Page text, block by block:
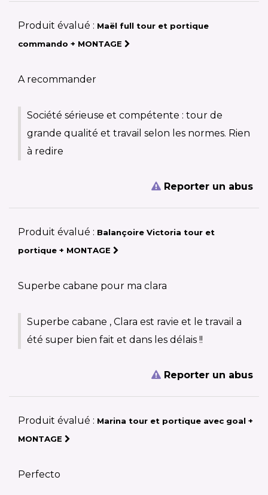
Produit évalué : Maël full tour et portique
commando + MONTAGE
A recommander
Société sérieuse et compétente : tour de
grande qualité et travail selon les normes. Rien
à redire
Reporter un abus
Produit évalué : Balançoire Victoria tour et
portique + MONTAGE
Superbe cabane pour ma clara
Superbe cabane , Clara est ravie et le travail a
été super bien fait et dans les délais !!
Reporter un abus
Produit évalué : Marina tour et portique avec goal +
MONTAGE
Perfecto